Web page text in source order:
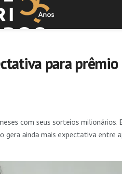
para
com seus sorteios milionários.
gera ainda mais expectativa entre